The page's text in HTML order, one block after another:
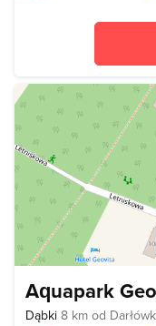
Aquapark
Dąbki 8 km od